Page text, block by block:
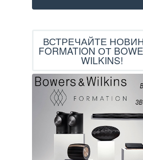
ВСТРЕЧАЙТЕ
FORMATION ОТ
WILKINS!